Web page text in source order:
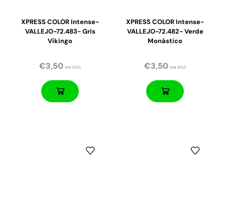
XPRESS COLOR Intense-
VALLEJO-72.483- Gris
Vikingo
€3,50 iva incl.
XPRESS COLOR Intense-
VALLEJO-72.482- Verde
Monástico
€3,50 iva incl.